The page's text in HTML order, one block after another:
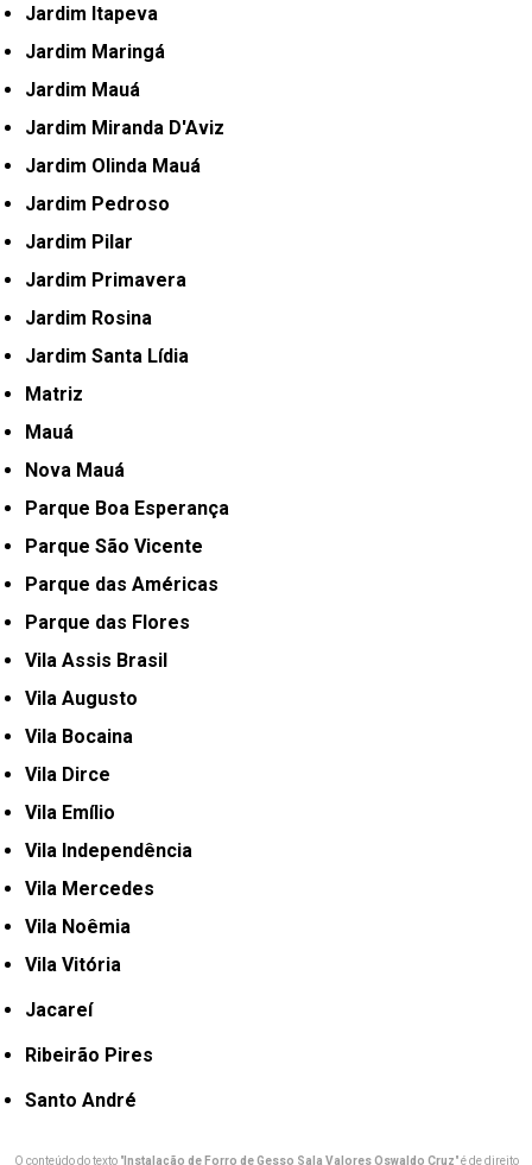
Jardim Itapeva
Jardim Maringá
Jardim Mauá
Jardim Miranda D'Aviz
Jardim Olinda Mauá
Jardim Pedroso
Jardim Pilar
Jardim Primavera
Jardim Rosina
Jardim Santa Lídia
Matriz
Mauá
Nova Mauá
Parque Boa Esperança
Parque São Vicente
Parque das Américas
Parque das Flores
Vila Assis Brasil
Vila Augusto
Vila Bocaina
Vila Dirce
Vila Emílio
Vila Independência
Vila Mercedes
Vila Noêmia
Vila Vitória
Jacareí
Ribeirão Pires
Santo André
O conteúdo do texto "Instalação de Forro de Gesso Sala Valores Oswaldo Cruz" é de direito